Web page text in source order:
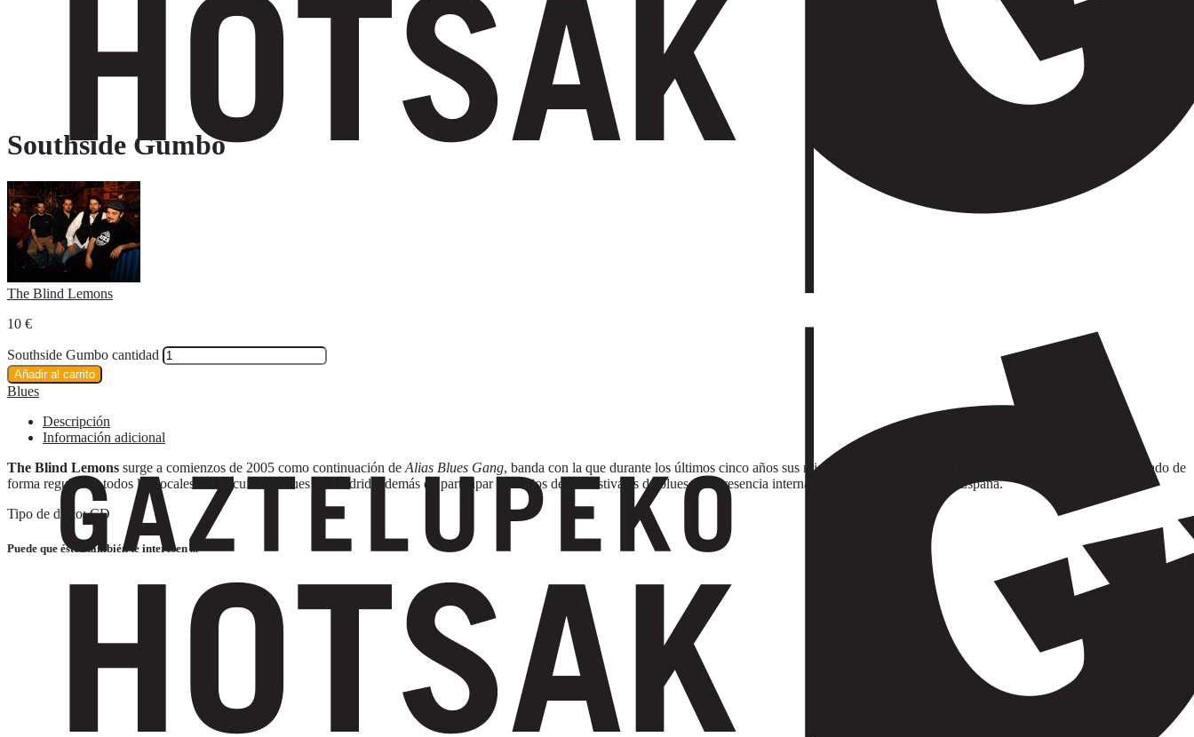
Southside Gumbo
The Blind Lemons
10 €
Southside Gumbo cantidad
Añadir al carrito
Blues
Descripción
Información adicional
The Blind Lemons surge a comienzos de 2005 como continuación de Alias Blues Gang, banda con la que durante los últimos cinco años sus miembros han recorrido la Península de arriba abajo y han tocado de
forma regular en todos los locales del circuito de blues de Madrid, además de participar en varios de los festivales de blues con presencia internacional más importantes de España.
Tipo de disco: CD
Puede que éstos también te interesen ...